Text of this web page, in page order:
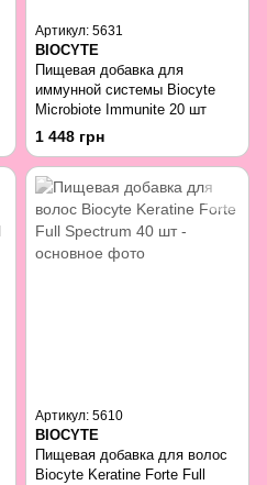
Артикул: 5631
BIOCYTE
Пищевая добавка для
иммунной системы Biocyte
Microbiote Immunite 20 шт
1 448 грн
Артикул: 5610
BIOCYTE
Пищевая добавка для волос
Biocyte Keratine Forte Full